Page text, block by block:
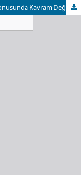
İlköğretim Öğrencilerinin Ay’ın Evreleri Konusunda Kavram Değişimlerinin İşbirliğine Dayalı Ortamda İncelenmesi